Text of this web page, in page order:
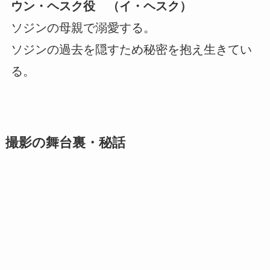
ウン・ヘスク役 （イ・ヘスク）
ソジンの母親で溺愛する。
ソジンの過去を隠すため秘密を抱え生きてい
る。
撮影の舞台裏・秘話